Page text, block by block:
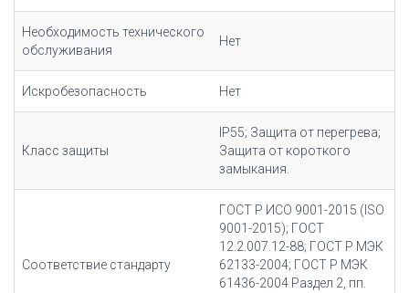
Необходимость технического
обслуживания
Нет
Искробезопасность Нет
Класс защиты
IP55; Защита от перегрева;
Защита от короткого
замыкания.
Соответствие стандарту
ГОСТ Р ИСО 9001-2015 (ISO
9001-2015); ГОСТ
12.2.007.12-88; ГОСТ Р МЭК
62133-2004; ГОСТ Р МЭК
61436-2004 Раздел 2, пп.